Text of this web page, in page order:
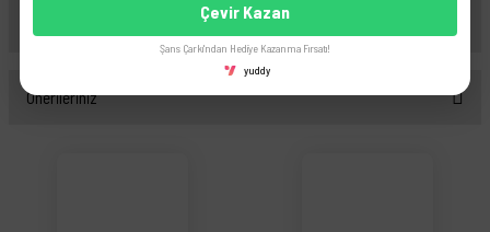
Bu ürüne ilk yorumu siz yapın!
Önerileriniz
Çevir Kazan
Şans Çarkı'ndan Hediye Kazanma Fırsatı!
yuddy